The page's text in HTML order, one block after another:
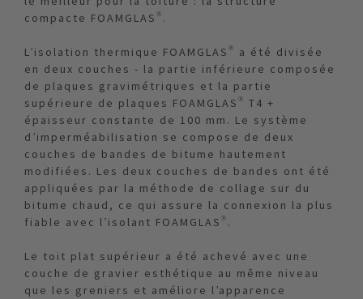
compacte FOAMGLAS®.
L’isolation thermique FOAMGLAS® a été divisée
en deux couches - la partie inférieure composée
de plaques gravimétriques et la partie
supérieure de plaques FOAMGLAS® T4 +
épaisseur constante de 100 mm. Le système
d’imperméabilisation se compose de deux
couches de bandes de bitume hautement
modifiées. Les deux couches de bandes ont été
appliquées par la méthode de collage sur du
bitume chaud, ce qui assure la connexion la plus
fiable avec l’isolant FOAMGLAS®.
Le toit plat supérieur a été achevé avec une
couche de gravier esthétique au même niveau
que les greniers et améliore l’apparence